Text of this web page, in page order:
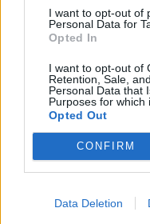
I want to opt-out of
Personal Data for
Opted In
I want to opt-out of
Retention, Sale,
Personal Data that
Purposes for which
Opted Out
CONFIRM
Data Deletion
ύπνος, σύμφωνα
μειώσει τον
τις πιθανότητες
Κατανάλωση
Το να
θερμίδες, δεν
αριθμού